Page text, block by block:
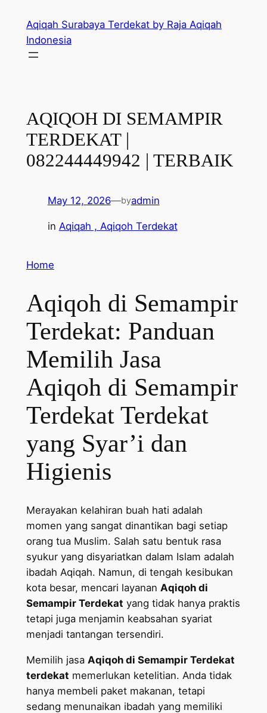
content
Aqiqah Surabaya Terdekat by Raja Aqiqah
Indonesia
AQIQOH DI SEMAMPIR
TERDEKAT |
082244449942 | TERBAIK
May 12, 2026—byadmin
in Aqiqah , Aqiqoh Terdekat
Home
Aqiqoh di Semampir
Terdekat: Panduan
Memilih Jasa
Aqiqoh di Semampir
Terdekat Terdekat
yang Syar’i dan
Higienis
Merayakan kelahiran buah hati adalah
momen yang sangat dinantikan bagi setiap
orang tua Muslim. Salah satu bentuk rasa
syukur yang disyariatkan dalam Islam adalah
ibadah Aqiqah. Namun, di tengah kesibukan
kota besar, mencari layanan Aqiqoh di
Semampir Terdekat yang tidak hanya praktis
tetapi juga menjamin keabsahan syariat
menjadi tantangan tersendiri.
Memilih jasa Aqiqoh di Semampir Terdekat
terdekat memerlukan ketelitian. Anda tidak
hanya membeli paket makanan, tetapi
sedang menunaikan ibadah yang memiliki